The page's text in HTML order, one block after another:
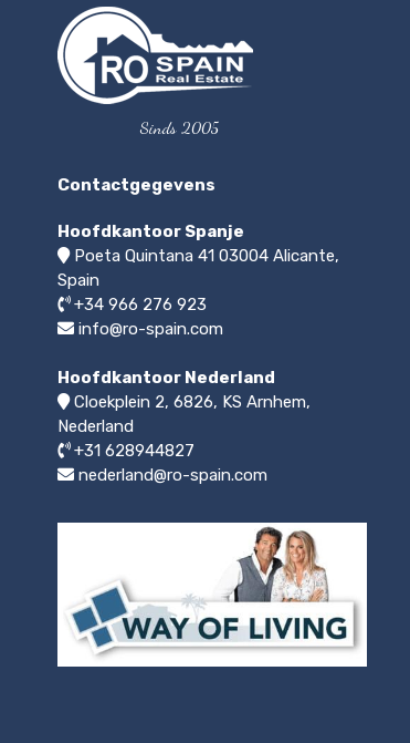
Sinds 2005
Contactgegevens
Hoofdkantoor Spanje
Poeta Quintana 41 03004 Alicante,
Spain
+34 966 276 923
info@ro-spain.com
Hoofdkantoor Nederland
Cloekplein 2, 6826, KS Arnhem,
Nederland
+31 628944827
nederland@ro-spain.com